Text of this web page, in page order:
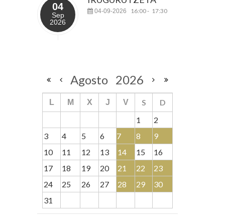
04
Sep
2026
04-09-2026 16:00- 17:30
Agosto 2026
L M X J V S
D
1
2
3
4 5 6 7 8
9
10
11 12 13 14 15
16
17
18 19 20 21 22
23
24
25 26 27 28 29
30
31